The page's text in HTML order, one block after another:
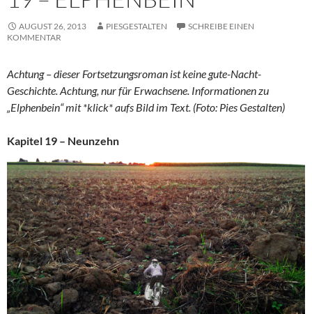
AUGUST 26, 2013 PIESGESTALTEN
SCHREIBE EINEN
KOMMENTAR
Achtung – dieser Fortsetzungsroman ist keine gute-Nacht-
Geschichte. Achtung, nur für Erwachsene. Informationen zu
„Elphenbein“ mit *klick* aufs Bild im Text. (Foto: Pies Gestalten)
Kapitel 19 – Neunzehn